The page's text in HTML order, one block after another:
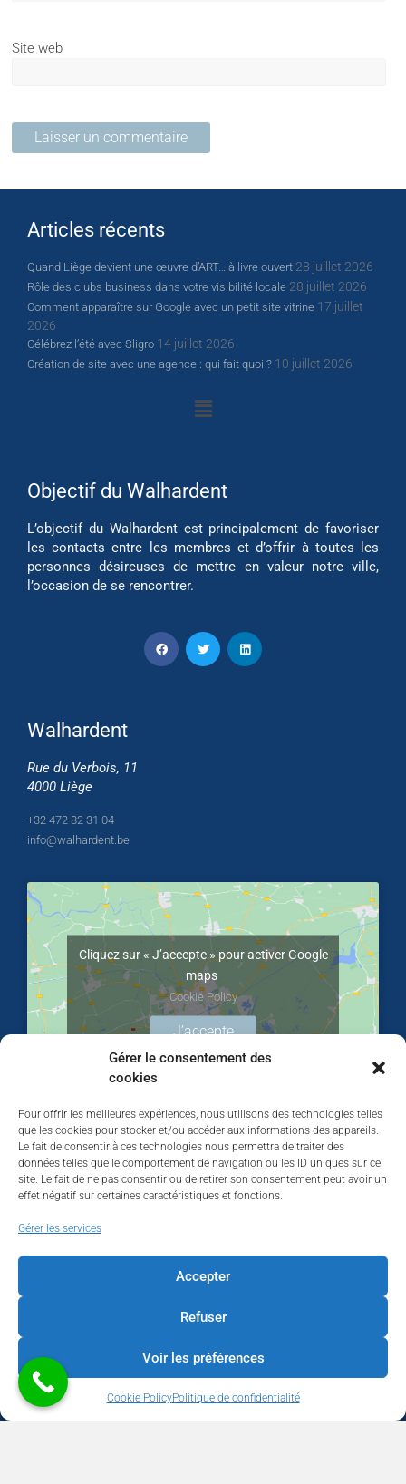
Gérer le consentement des
cookies
Pour offrir les meilleures expériences, nous utilisons des technologies telles
que les cookies pour stocker et/ou accéder aux informations des appareils.
Le fait de consentir à ces technologies nous permettra de traiter des
données telles que le comportement de navigation ou les ID uniques sur ce
site. Le fait de ne pas consentir ou de retirer son consentement peut avoir un
effet négatif sur certaines caractéristiques et fonctions.
Gérer les services
Accepter
Refuser
Voir les préférences
Cookie PolicyPolitique de confidentialité
Site web
Articles récents
Quand Liège devient une œuvre d’ART… à livre ouvert 28 juillet 2026
Rôle des clubs business dans votre visibilité locale 28 juillet 2026
Comment apparaître sur Google avec un petit site vitrine 17 juillet
2026
Célébrez l’été avec Sligro 14 juillet 2026
Création de site avec une agence : qui fait quoi ? 10 juillet 2026
Objectif du Walhardent
L’objectif du Walhardent est principalement de favoriser
les contacts entre les membres et d’offrir à toutes les
personnes désireuses de mettre en valeur notre ville,
l’occasion de se rencontrer.
Walhardent
Rue du Verbois, 11
4000 Liège
+32 472 82 31 04
info@walhardent.be
Cliquez sur « J’accepte » pour activer Google
maps
Cookie Policy
J’accepte
LES BÂTISSEURS DE LIÈGE
Par le Walhardent